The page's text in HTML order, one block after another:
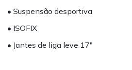
• Suspensão desportiva
• ISOFIX
• Jantes de liga leve 17"